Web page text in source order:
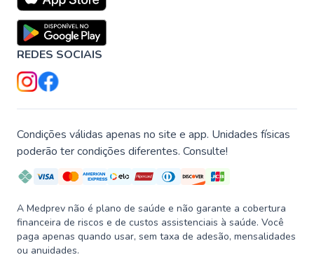
REDES SOCIAIS
Condições válidas apenas no site e app. Unidades físicas
poderão ter condições diferentes. Consulte!
A Medprev não é plano de saúde e não garante a cobertura
financeira de riscos e de custos assistenciais à saúde. Você
paga apenas quando usar, sem taxa de adesão, mensalidades
ou anuidades.